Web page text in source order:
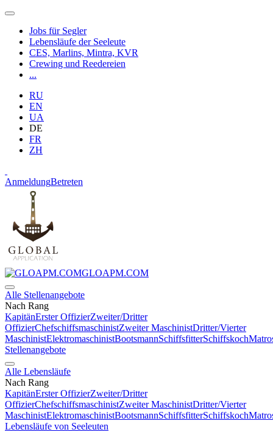
Jobs für Segler
Lebensläufe der Seeleute
CES, Marlins, Mintra, KVR
Crewing und Reedereien
...
RU
EN
UA
DE
FR
ZH
AnmeldungBetreten
GLOAPM.COM
Alle Stellenangebote
Nach Rang
KapitänErster OffizierZweiter/Dritter
OffizierChefschiffsmaschinistZweiter MaschinistDritter/Vierter
MaschinistElektromaschinistBootsmannSchiffsfitterSchiffskoch
Stellenangebote
Alle Lebensläufe
Nach Rang
KapitänErster OffizierZweiter/Dritter
OffizierChefschiffsmaschinistZweiter MaschinistDritter/Vierter
MaschinistElektromaschinistBootsmannSchiffsfitterSchiffskoch
Lebensläufe von Seeleuten